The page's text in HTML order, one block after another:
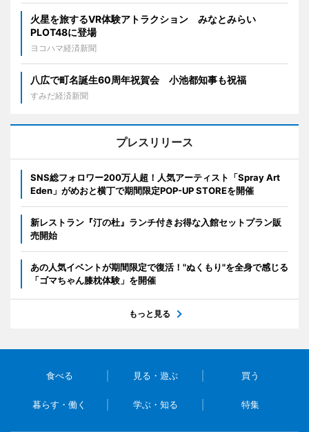
火星を旅するVR体験アトラクション みなとみらい
PLOT48に登場
ヨコハマ経済新聞
八広で町名誕生60周年祝賀会 小池都知事も祝福
すみだ経済新聞
プレスリリース
SNS総フォロワー200万人超！人気アーティスト「Spray Art
Eden」がめおと横丁で期間限定POP-UP STOREを開催
新レストラン『汀の杜』ランチ付きお得な入館セットプラン販
売開始
あの人気イベントが期間限定で復活！"ぬくもり"を全身で感じる
「ゴマちゃん膝枕体験」を開催
もっと見る
食べる 見る・遊ぶ 買う
暮らす・働く 学ぶ・知る 特集